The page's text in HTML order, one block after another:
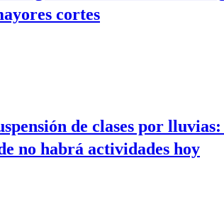
cortes
de clases por lluvias:
no habrá actividades hoy